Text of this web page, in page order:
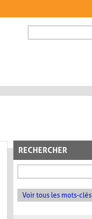
FORMULAIRE DE
RECHERCHER
Voir tous les mots-clés